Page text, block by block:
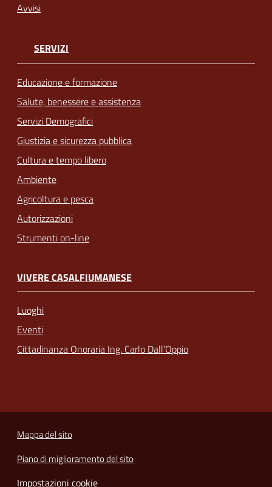
Avvisi
SERVIZI
Educazione e formazione
Salute, benessere e assistenza
Servizi Demografici
Giustizia e sicurezza pubblica
Cultura e tempo libero
Ambiente
Agricoltura e pesca
Autorizzazioni
Strumenti on-line
VIVERE CASALFIUMANESE
Luoghi
Eventi
Cittadinanza Onoraria Ing. Carlo Dall’Oppio
Mappa del sito
Piano di miglioramento del sito
Impostazioni cookie